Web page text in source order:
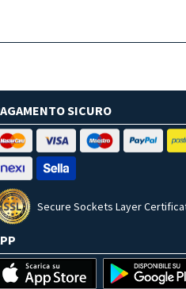
SICURO
Secure Sockets Layer